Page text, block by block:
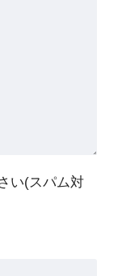
い(スパム対